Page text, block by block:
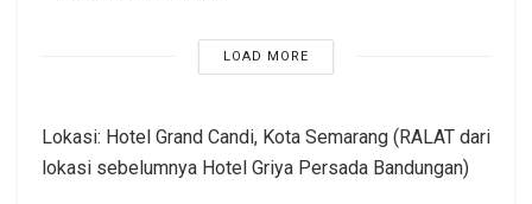
LOAD MORE
Lokasi: Hotel Grand Candi, Kota Semarang (RALAT dari
lokasi sebelumnya Hotel Griya Persada Bandungan)